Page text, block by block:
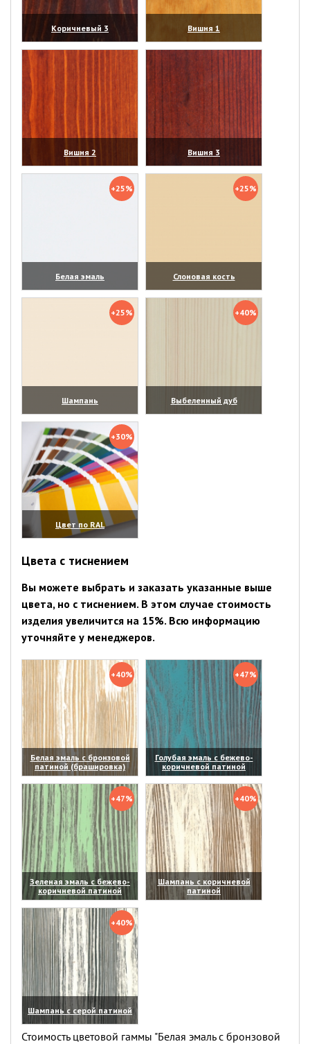
Коричневый 3
(увеличить)
Вишня 1
(увеличить)
Вишня 2
(увеличить)
Вишня 3
(увеличить)
+25%
Белая эмаль
(увеличить)
+25%
Слоновая кость
(увеличить)
+25%
Шампань
(увеличить)
+40%
Выбеленный дуб
(увеличить)
+30%
Цвет по RAL
(увеличить)
Цвета с тиснением
Вы можете выбрать и заказать указанные выше
цвета, но с тиснением. В этом случае стоимость
изделия увеличится на 15%. Всю информацию
уточняйте у менеджеров.
+40%
Белая эмаль с бронзовой
патиной (брашировка)
(увеличить)
+47%
Голубая эмаль с бежево-
коричневой патиной
(увеличить)
+47%
Зеленая эмаль с бежево-
коричневой патиной
(увеличить)
+40%
Шампань с коричневой
патиной
(увеличить)
+40%
Шампань с серой патиной
(увеличить)
Стоимость цветовой гаммы "Белая эмаль с бронзовой